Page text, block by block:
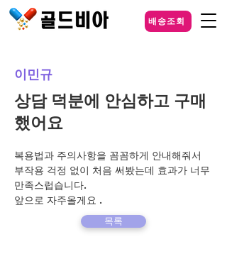
배송조회
이민규
상담 덕분에 안심하고 구매
했어요
복용법과 주의사항을 꼼꼼하게 안내해줘서
부작용 걱정 없이 처음 써봤는데 효과가 너무
만족스럽습니다.
앞으로 자주올게요 .
목록